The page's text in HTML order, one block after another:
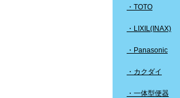
・TOTO
・LIXIL(INAX)
・Panasonic
・カクダイ
・一体型便器